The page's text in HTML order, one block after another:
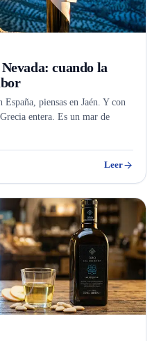
cuando la
piensas en Jaén. Y con
entera. Es un mar de
Leer